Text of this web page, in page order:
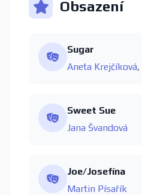
Obsazení
Sugar
Aneta Krejčíková,
Sweet Sue
Jana Švandová
Joe/Josefína
Martin Písařík